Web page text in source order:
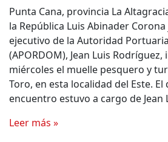
Punta Cana, provincia La
la República Luis Abinader
ejecutivo de la Autoridad
(APORDOM), Jean Luis
miércoles el muelle pesquero y
Toro, en esta localidad del Este.
encuentro estuvo a cargo de Jean
Leer más »